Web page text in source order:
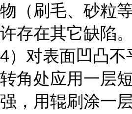
物（刷毛、砂粒
许存在其它缺陷。
4）对表面凹凸不
转角处应用一层
强，用辊刷涂一